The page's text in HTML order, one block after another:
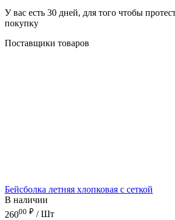
У вас есть 30 дней, для того чтобы
покупку
Поставщики товаров
Бейсболка летняя хлопковая с сеткой
В наличии
26000 ₽ / Шт